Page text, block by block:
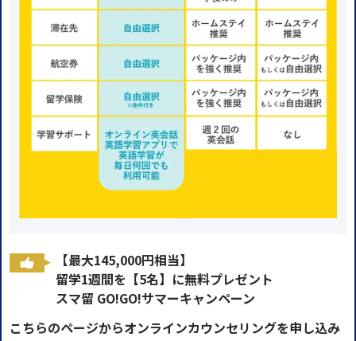
【最大145,000円相当】
留学1週間を【5名】に無料プレゼント
スマ留 GO!GO!サマーキャンペーン
こちらのページからオンラインカウンセリングを申し込み